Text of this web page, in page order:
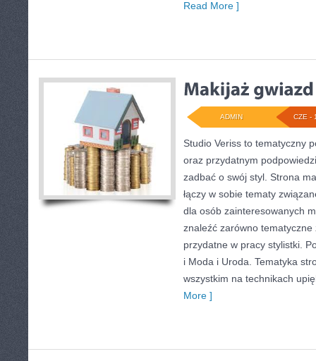
Read More ]
CZE -
ADMIN
Studio Veriss to tematyczny
oraz przydatnym
zadbać o swój styl. Strona
łączy w sobie tematy
dla osób zainteresowanych
znaleźć zarówno
przydatne w pracy stylistki.
i Moda i Uroda. Tematyka
wszystkim na technikach
More ]